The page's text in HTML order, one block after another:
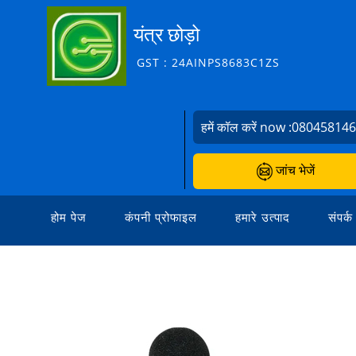
यंत्र छोड़ो
GST : 24AINPS8683C1ZS
हमें कॉल करें now :
जांच भेजें
होम पेज कंपनी प्रोफाइल हमारे उत्पाद